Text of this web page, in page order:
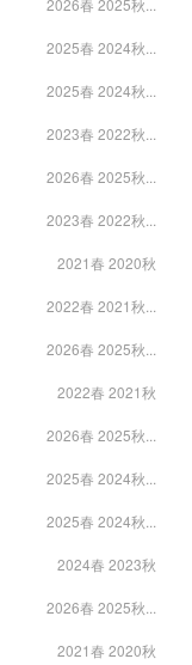
2026春 2025秋...
2025春 2024秋...
2025春 2024秋...
2023春 2022秋...
2026春 2025秋...
2023春 2022秋...
2021春 2020秋
2022春 2021秋...
2026春 2025秋...
2022春 2021秋
2026春 2025秋...
2025春 2024秋...
2025春 2024秋...
2024春 2023秋
2026春 2025秋...
2021春 2020秋